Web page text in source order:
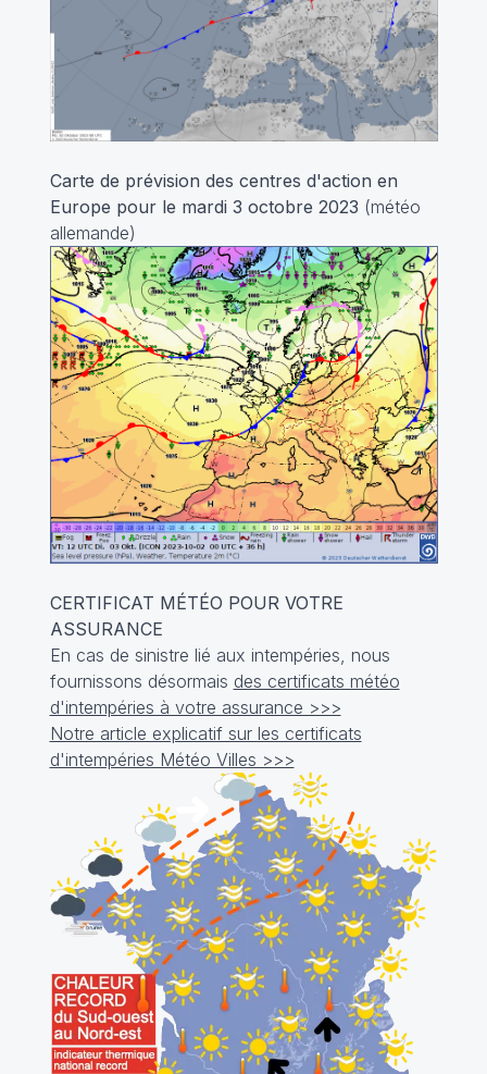
Carte de prévision des centres d'action en
Europe pour le mardi 3 octobre 2023 (météo
allemande)
CERTIFICAT MÉTÉO POUR VOTRE
ASSURANCE
En cas de sinistre lié aux intempéries, nous
fournissons désormais des certificats météo
d'intempéries à votre assurance >>>
Notre article explicatif sur les certificats
d'intempéries Météo Villes >>>